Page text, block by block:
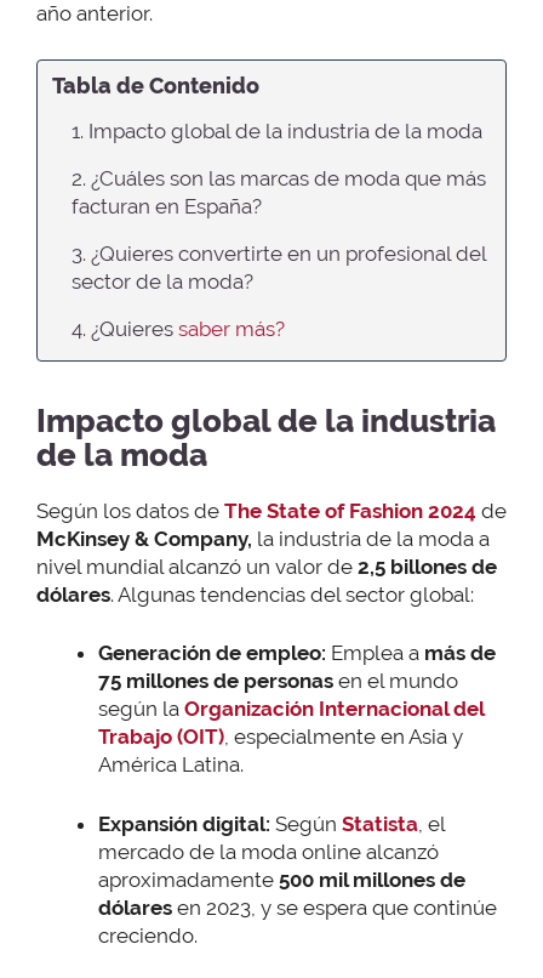
año anterior.
Tabla de Contenido
1. Impacto global de la industria de la moda
2. ¿Cuáles son las marcas de moda que más
facturan en España?
3. ¿Quieres convertirte en un profesional del
sector de la moda?
4. ¿Quieres saber más?
Impacto global de la industria
de la moda
Según los datos de The State of Fashion 2024 de
McKinsey & Company, la industria de la moda a
nivel mundial alcanzó un valor de 2,5 billones de
dólares. Algunas tendencias del sector global:
Generación de empleo: Emplea a más de
75 millones de personas en el mundo
según la Organización Internacional del
Trabajo (OIT), especialmente en Asia y
América Latina.
Expansión digital: Según Statista , el
mercado de la moda online alcanzó
aproximadamente 500 mil millones de
dólares en 2023, y se espera que continúe
creciendo.